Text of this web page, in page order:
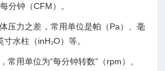
分钟（CFM）。
压力之差，常用单位是帕（Pa）、毫
水柱（inH₂O）等。
常用单位为“每分钟转数”（rpm）。